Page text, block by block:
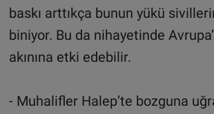
baskı arttıkça bunun yükü
biniyor. Bu da nihayetinde
akınına etki edebilir.
- Muhalifler Halep’te bozguna